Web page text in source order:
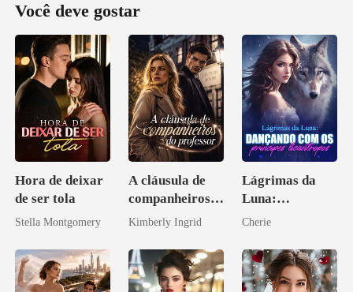
Você deve gostar
Hora de deixar
de ser tola
Stella Montgomery
A cláusula de
companheiros
do professor
Kimberly Ingrid
Lágrimas da
Luna:
Dançando com
licantropos
Cherie